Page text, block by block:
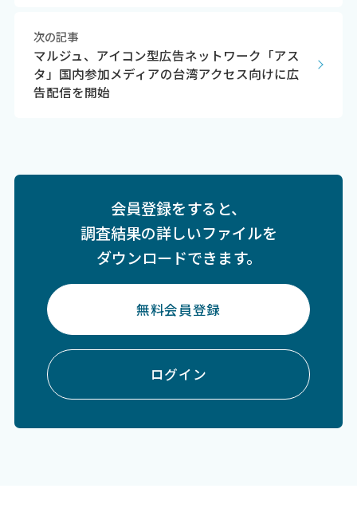
次の記事
マルジュ、アイコン型広告ネットワーク「アス
タ」国内参加メディアの台湾アクセス向けに広
告配信を開始
会員登録をすると、
調査結果の詳しいファイルを
ダウンロードできます。
無料会員登録
ログイン